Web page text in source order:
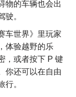
物的车辆也会出
驶。
车世界》里玩家
体验越野的乐
，或者按下 P 键
你还可以在自由
行。